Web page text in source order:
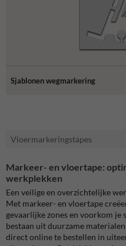
Sjablonen wegmarkering
Vloermarkeringstapes
Markeer- en vloertape:
werkplekken
Een veilige en overzichtelijke
Met markeer- en vloertape
gevaarlijke zones en voorkom je
bestaan uit duurzame
direct online te bestellen in